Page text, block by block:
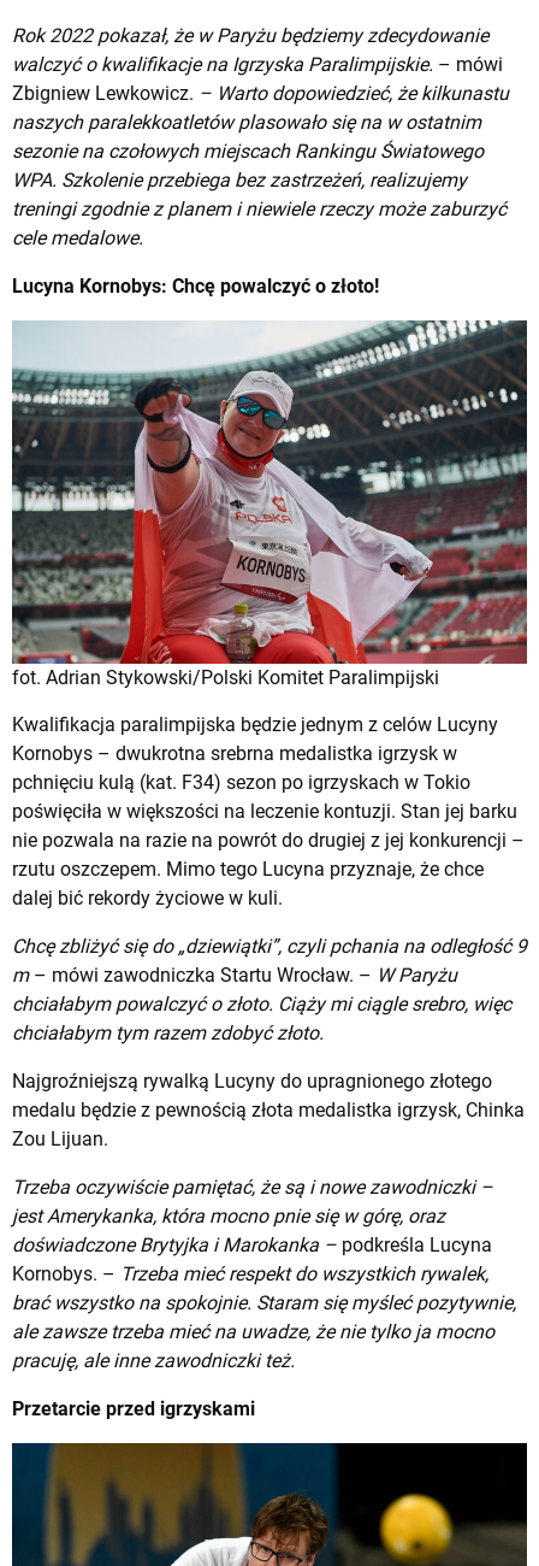
Rok 2022 pokazał, że w Paryżu będziemy zdecydowanie
walczyć o kwalifikacje na Igrzyska Paralimpijskie. – mówi
Zbigniew Lewkowicz. – Warto dopowiedzieć, że kilkunastu
naszych paralekkoatletów plasowało się na w ostatnim
sezonie na czołowych miejscach Rankingu Światowego
WPA. Szkolenie przebiega bez zastrzeżeń, realizujemy
treningi zgodnie z planem i niewiele rzeczy może zaburzyć
cele medalowe.
Lucyna Kornobys: Chcę powalczyć o złoto!
fot. Adrian Stykowski/Polski Komitet Paralimpijski
Kwalifikacja paralimpijska będzie jednym z celów Lucyny
Kornobys – dwukrotna srebrna medalistka igrzysk w
pchnięciu kulą (kat. F34) sezon po igrzyskach w Tokio
poświęciła w większości na leczenie kontuzji. Stan jej barku
nie pozwala na razie na powrót do drugiej z jej konkurencji –
rzutu oszczepem. Mimo tego Lucyna przyznaje, że chce
dalej bić rekordy życiowe w kuli.
Chcę zbliżyć się do „dziewiątki”, czyli pchania na odległość 9
m – mówi zawodniczka Startu Wrocław. – W Paryżu
chciałabym powalczyć o złoto. Ciąży mi ciągle srebro, więc
chciałabym tym razem zdobyć złoto.
Najgroźniejszą rywalką Lucyny do upragnionego złotego
medalu będzie z pewnością złota medalistka igrzysk, Chinka
Zou Lijuan.
Trzeba oczywiście pamiętać, że są i nowe zawodniczki –
jest Amerykanka, która mocno pnie się w górę, oraz
doświadczone Brytyjka i Marokanka – podkreśla Lucyna
Kornobys. – Trzeba mieć respekt do wszystkich rywalek,
brać wszystko na spokojnie. Staram się myśleć pozytywnie,
ale zawsze trzeba mieć na uwadze, że nie tylko ja mocno
pracuję, ale inne zawodniczki też.
Przetarcie przed igrzyskami